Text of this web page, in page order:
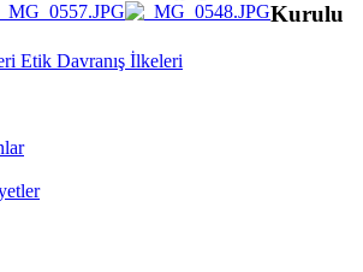
Kurulu
Etik Davranış İlkeleri